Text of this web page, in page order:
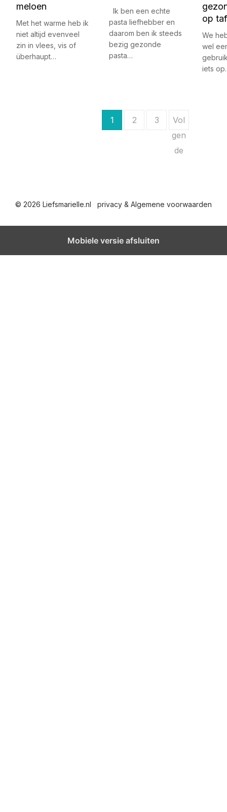
meloen
Met het warme heb ik
niet altijd evenveel
zin in vlees, vis of
überhaupt…
Ik ben een echte
pasta liefhebber en
daarom ben ik steeds
bezig gezonde
pasta…
op
We
wel
iets
h
t
1 2 3
Vol
gen
de
© 2026 Liefsmarielle.nl privacy & Algemene voorwaarden
Mobiele versie afsluiten